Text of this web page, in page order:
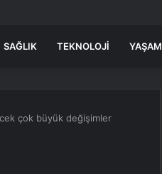
SAĞLIK TEKNOLOJI YAŞAM
çok büyük değişimler